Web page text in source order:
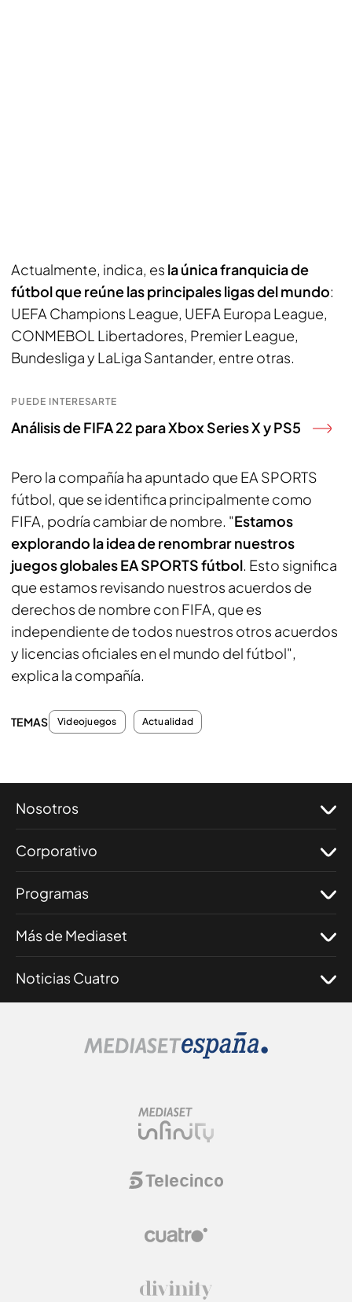
Actualmente, indica, es la única franquicia de
fútbol que reúne las principales ligas del mundo:
UEFA Champions League, UEFA Europa League,
CONMEBOL Libertadores, Premier League,
Bundesliga y LaLiga Santander, entre otras.
PUEDE INTERESARTE
Análisis de FIFA 22 para Xbox Series X y PS5
Pero la compañía ha apuntado que EA SPORTS
fútbol, que se identifica principalmente como
FIFA, podría cambiar de nombre. "Estamos
explorando la idea de renombrar nuestros
juegos globales EA SPORTS fútbol. Esto significa
que estamos revisando nuestros acuerdos de
derechos de nombre con FIFA, que es
independiente de todos nuestros otros acuerdos
y licencias oficiales en el mundo del fútbol",
explica la compañía.
TEMAS Videojuegos Actualidad
Nosotros
Corporativo
Programas
Más de Mediaset
Noticias Cuatro